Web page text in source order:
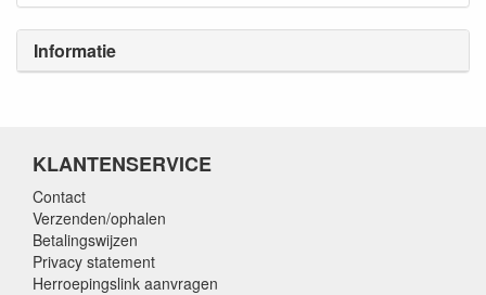
Informatie
KLANTENSERVICE
Contact
Verzenden/ophalen
Betalingswijzen
Privacy statement
Herroepingslink aanvragen